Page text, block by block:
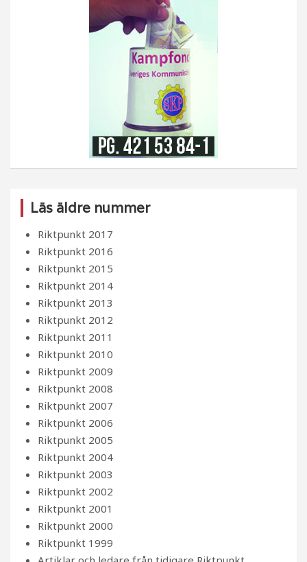
Läs äldre nummer
Riktpunkt 2017
Riktpunkt 2016
Riktpunkt 2015
Riktpunkt 2014
Riktpunkt 2013
Riktpunkt 2012
Riktpunkt 2011
Riktpunkt 2010
Riktpunkt 2009
Riktpunkt 2008
Riktpunkt 2007
Riktpunkt 2006
Riktpunkt 2005
Riktpunkt 2004
Riktpunkt 2003
Riktpunkt 2002
Riktpunkt 2001
Riktpunkt 2000
Riktpunkt 1999